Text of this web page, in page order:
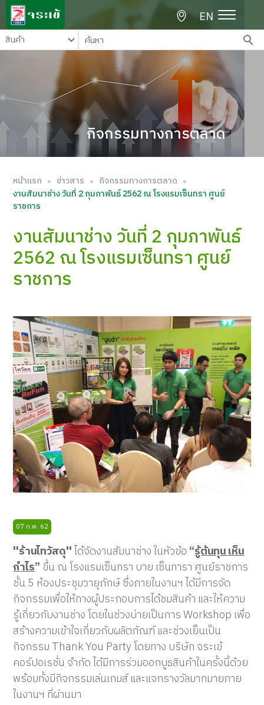
EN
กิจกรรมทางการตลาด
หน้าแรก ∘ ข่าวสาร ∘ กิจกรรมทางการตลาด ∘
งานสัมนาช่าง วันที่ 2 กุมภาพันธ์ 2562 ณ โรงแรมเซ็นทรา ศูนย์
ราชการ
งานสัมนาช่าง วันที่ 2 กุมภาพันธ์
2562 ณ โรงแรมเซ็นทรา ศูนย์
ราชการ
07 ก.พ. 62
''ร้านไทวัสดุ''ได้จัดงานสัมนาช่าง ในหัวข้อ “รู้ต้นทุน เห็น
กำไร” ขึ้น ณ โรงแรมเซ็นทรา บาย เซ็นทารา ศูนย์ราชการ
ชั้น 5 ห้องประชุมวายุภักษ์ ซึ่งภายในงานฯ ได้มีการจัด
กิจกรรมเพื่อให้ทางผู้ประกอบการได้ชมสินค้า และให้ความ
รู้เกี่ยวกับงานช่าง โดยในช่วงบ่ายเป็นการ Workshop เพื่อ
สร้างความเข้าใจเกี่ยวกับผลิตภัณฑ์ และช่วงเย็นเป็น
กิจกรรม Thank You Party โดยทาง บริษัท จระเข้
คอร์ปอเรชั่น จำกัด ได้มีการร่วมออกบูธสินค้าในครั้งนี้ด้วย
พร้อมทั้งมีกิจกรรมเล่นเกมส์ และแจกรางวัลมากมายภาย
ในงานฯ ที่ผ่านมา